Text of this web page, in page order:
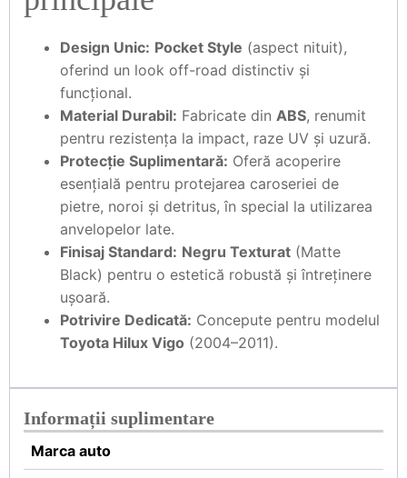
Design Unic: Pocket Style (aspect nituit),
oferind un look off-road distinctiv și
funcțional.
Material Durabil: Fabricate din ABS, renumit
pentru rezistența la impact, raze UV și uzură.
Protecție Suplimentară: Oferă acoperire
esențială pentru protejarea caroseriei de
pietre, noroi și detritus, în special la utilizarea
anvelopelor late.
Finisaj Standard: Negru Texturat (Matte
Black) pentru o estetică robustă și întreținere
ușoară.
Potrivire Dedicată: Concepute pentru modelul
Toyota Hilux Vigo (2004–2011).
Informații suplimentare
Marca auto